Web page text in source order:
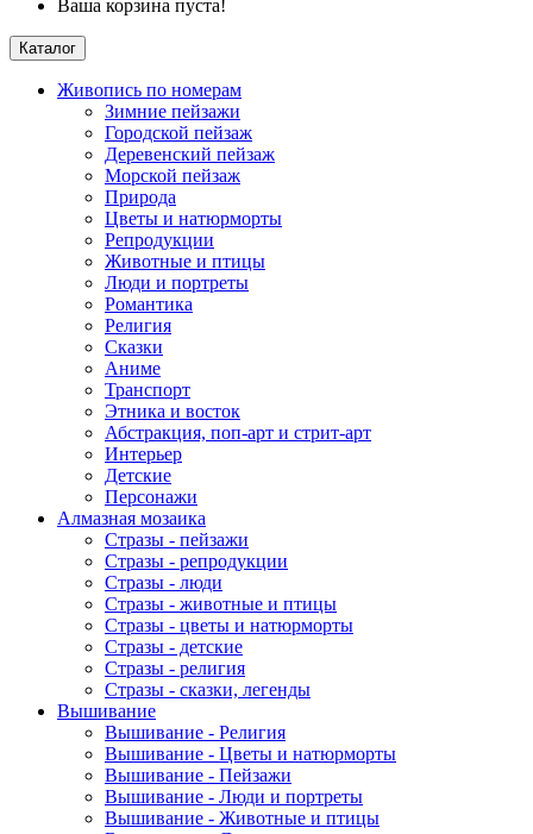
Ваша корзина пуста!
Каталог
Живопись по номерам
Зимние пейзажи
Городской пейзаж
Деревенский пейзаж
Морской пейзаж
Природа
Цветы и натюрморты
Репродукции
Животные и птицы
Люди и портреты
Романтика
Религия
Сказки
Аниме
Транспорт
Этника и восток
Абстракция, поп-арт и стрит-арт
Интерьер
Детские
Персонажи
Алмазная мозаика
Стразы - пейзажи
Стразы - репродукции
Стразы - люди
Стразы - животные и птицы
Стразы - цветы и натюрморты
Стразы - детские
Стразы - религия
Стразы - сказки, легенды
Вышивание
Вышивание - Религия
Вышивание - Цветы и натюрморты
Вышивание - Пейзажи
Вышивание - Люди и портреты
Вышивание - Животные и птицы